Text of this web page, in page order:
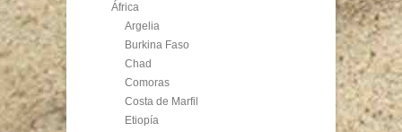
África
Argelia
Burkina Faso
Chad
Comoras
Costa de Marfil
Etiopía